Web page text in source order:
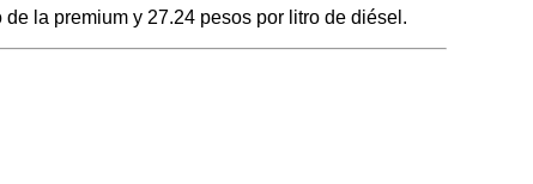
la premium y 27.24 pesos por litro de diésel.